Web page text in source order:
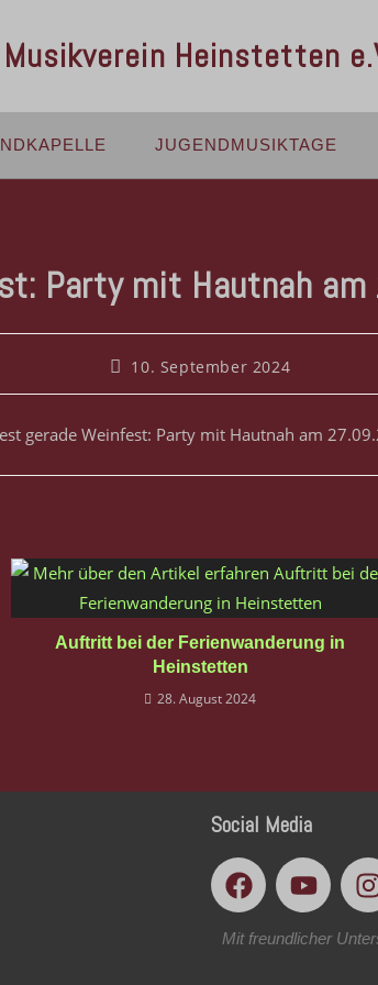
Musikverein Heinstetten
JUGENDMUSIKTAGE
Party mit Hautnah am
10. September 2024
Auftritt bei der Ferienwanderung in
Heinstetten
28. August 2024
Social Media
Mit freundlicher